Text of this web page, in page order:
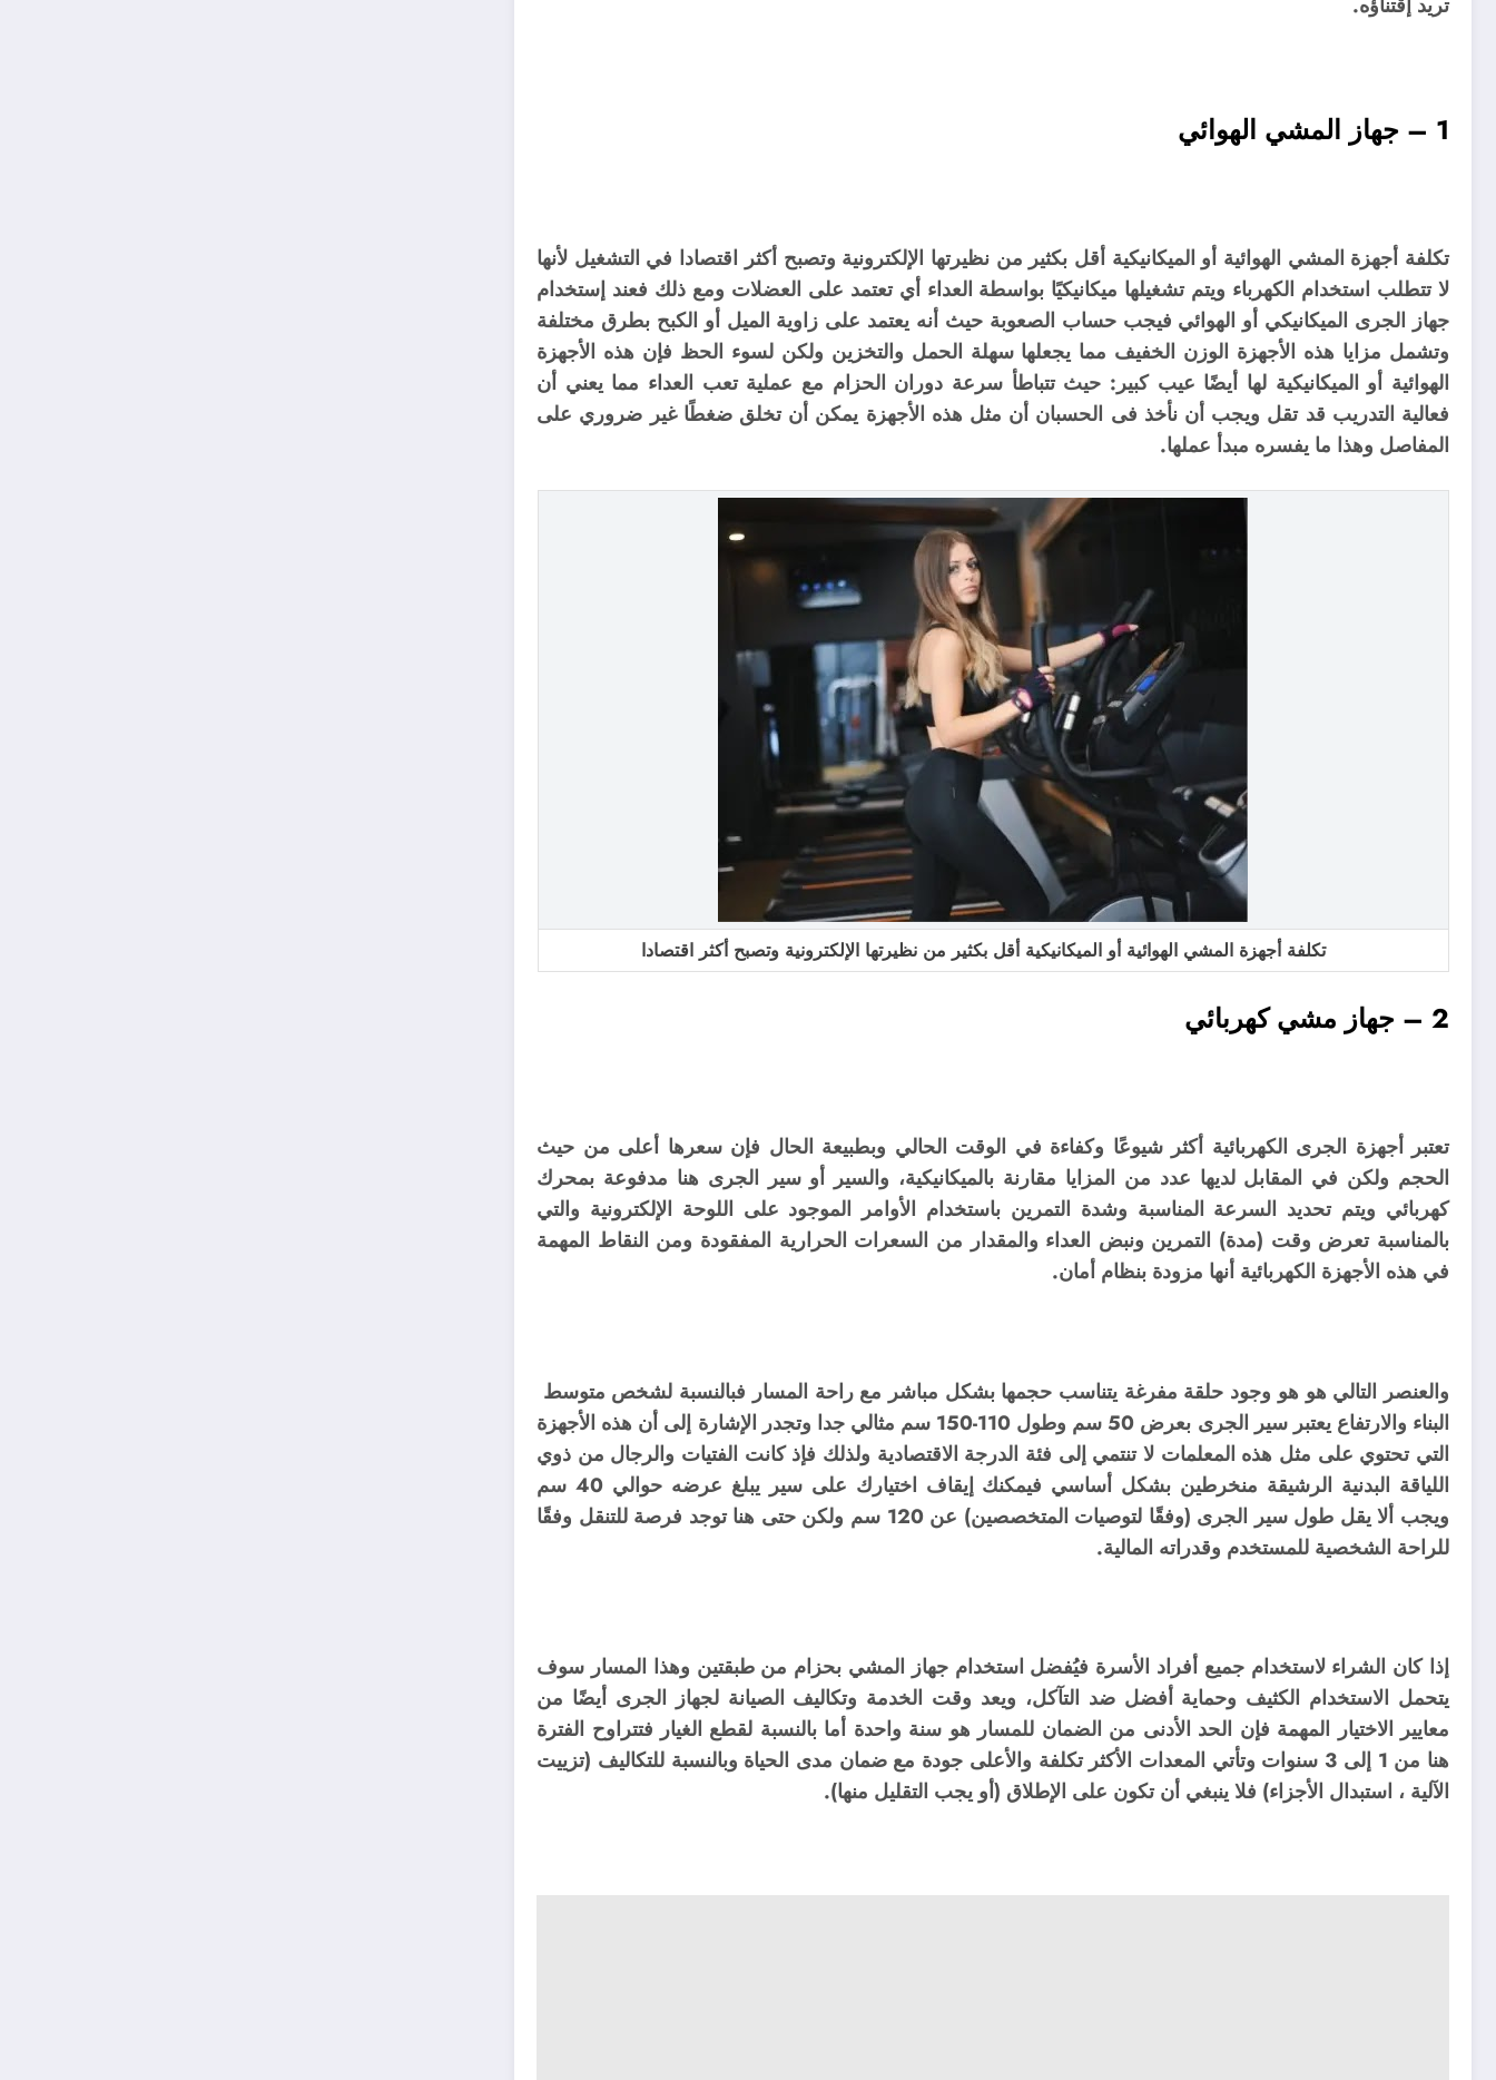
تريد إقتناؤه.
1 – جهاز المشي الهوائي
تكلفة أجهزة المشي الهوائية أو الميكانيكية أقل بكثير من نظيرتها الإلكترونية وتصبح أكثر اقتصادا في التشغيل لأنها
لا تتطلب استخدام الكهرباء ويتم تشغيلها ميكانيكيًا بواسطة العداء أي تعتمد على العضلات ومع ذلك فعند إستخدام
جهاز الجرى الميكانيكي أو الهوائي فيجب حساب الصعوبة حيث أنه يعتمد على زاوية الميل أو الكبح بطرق مختلفة
وتشمل مزايا هذه الأجهزة الوزن الخفيف مما يجعلها سهلة الحمل والتخزين ولكن لسوء الحظ فإن هذه الأجهزة
الهوائية أو الميكانيكية لها أيضًا عيب كبير: حيث تتباطأ سرعة دوران الحزام مع عملية تعب العداء مما يعني أن
فعالية التدريب قد تقل ويجب أن نأخذ فى الحسبان أن مثل هذه الأجهزة يمكن أن تخلق ضغطًا غير ضروري على
المفاصل وهذا ما يفسره مبدأ عملها.
تكلفة أجهزة المشي الهوائية أو الميكانيكية أقل بكثير من نظيرتها الإلكترونية وتصبح أكثر اقتصادا
2 – جهاز مشي كهربائي
تعتبر أجهزة الجرى الكهربائية أكثر شيوعًا وكفاءة في الوقت الحالي وبطبيعة الحال فإن سعرها أعلى من حيث
الحجم ولكن في المقابل لديها عدد من المزايا مقارنة بالميكانيكية، والسير أو سير الجرى هنا مدفوعة بمحرك
كهربائي ويتم تحديد السرعة المناسبة وشدة التمرين باستخدام الأوامر الموجود على اللوحة الإلكترونية والتي
بالمناسبة تعرض وقت (مدة) التمرين ونبض العداء والمقدار من السعرات الحرارية المفقودة ومن النقاط المهمة
في هذه الأجهزة الكهربائية أنها مزودة بنظام أمان.
والعنصر التالي هو هو وجود حلقة مفرغة يتناسب حجمها بشكل مباشر مع راحة المسار فبالنسبة لشخص متوسط ​​
البناء والارتفاع يعتبر سير الجرى بعرض 50 سم وطول 110-150 سم مثالي جدا وتجدر الإشارة إلى أن هذه الأجهزة
التي تحتوي على مثل هذه المعلمات لا تنتمي إلى فئة الدرجة الاقتصادية ولذلك فإذ كانت الفتيات والرجال من ذوي
اللياقة البدنية الرشيقة منخرطين بشكل أساسي فيمكنك إيقاف اختيارك على سير يبلغ عرضه حوالي 40 سم
ويجب ألا يقل طول سير الجرى (وفقًا لتوصيات المتخصصين) عن 120 سم ولكن حتى هنا توجد فرصة للتنقل وفقًا
للراحة الشخصية للمستخدم وقدراته المالية.
إذا كان الشراء لاستخدام جميع أفراد الأسرة فيُفضل استخدام جهاز المشي بحزام من طبقتين وهذا المسار سوف
يتحمل الاستخدام الكثيف وحماية أفضل ضد التآكل، ويعد وقت الخدمة وتكاليف الصيانة لجهاز الجرى أيضًا من
معايير الاختيار المهمة فإن الحد الأدنى من الضمان للمسار هو سنة واحدة أما بالنسبة لقطع الغيار فتتراوح الفترة
هنا من 1 إلى 3 سنوات وتأتي المعدات الأكثر تكلفة والأعلى جودة مع ضمان مدى الحياة وبالنسبة للتكاليف (تزييت
الآلية ، استبدال الأجزاء) فلا ينبغي أن تكون على الإطلاق (أو يجب التقليل منها).